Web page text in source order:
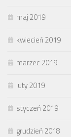
maj 2019
kwiecień 2019
marzec 2019
luty 2019
styczeń 2019
grudzień 2018